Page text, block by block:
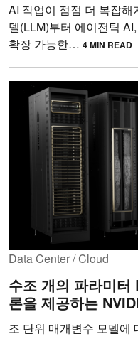
AI 작업이 점점 더 복잡
델(LLM)부터 에이전틱
확장 가능한… 4 MIN READ
Data Center / Cloud
수조 개의 파라미
론을 제공하는
조 단위 매개변수 모델에